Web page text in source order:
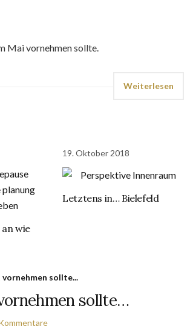
Mai vornehmen sollte.
Weiterlesen
wie
19. Oktober 2018
Letztens in… Bielefeld
sollte...
sollte…